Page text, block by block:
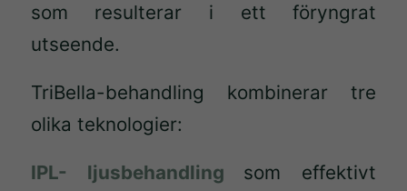
som resulterar i ett föryngrat
utseende.
TriBella-behandling kombinerar tre
olika teknologier:
IPL- ljusbehandling som effektivt